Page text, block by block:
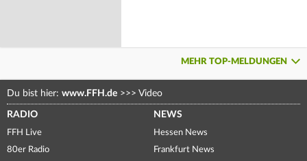
MEHR TOP-MELDUNGEN
Du bist hier: www.FFH.de >>> Video
RADIO
FFH Live
80er Radio
NEWS
Hessen News
Frankfurt News